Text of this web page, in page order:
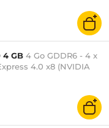
4 GB 4 Go GDDR6 - 4 x
4.0 x8 (NVIDIA